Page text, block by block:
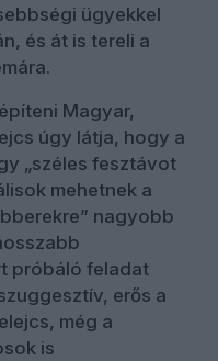
ügyekkel
és át is tereli a
Magyar,
úgy látja, hogy a
„széles fesztávot
mehetnek a
nagyobb
próbáló feladat
erős a
még a
is